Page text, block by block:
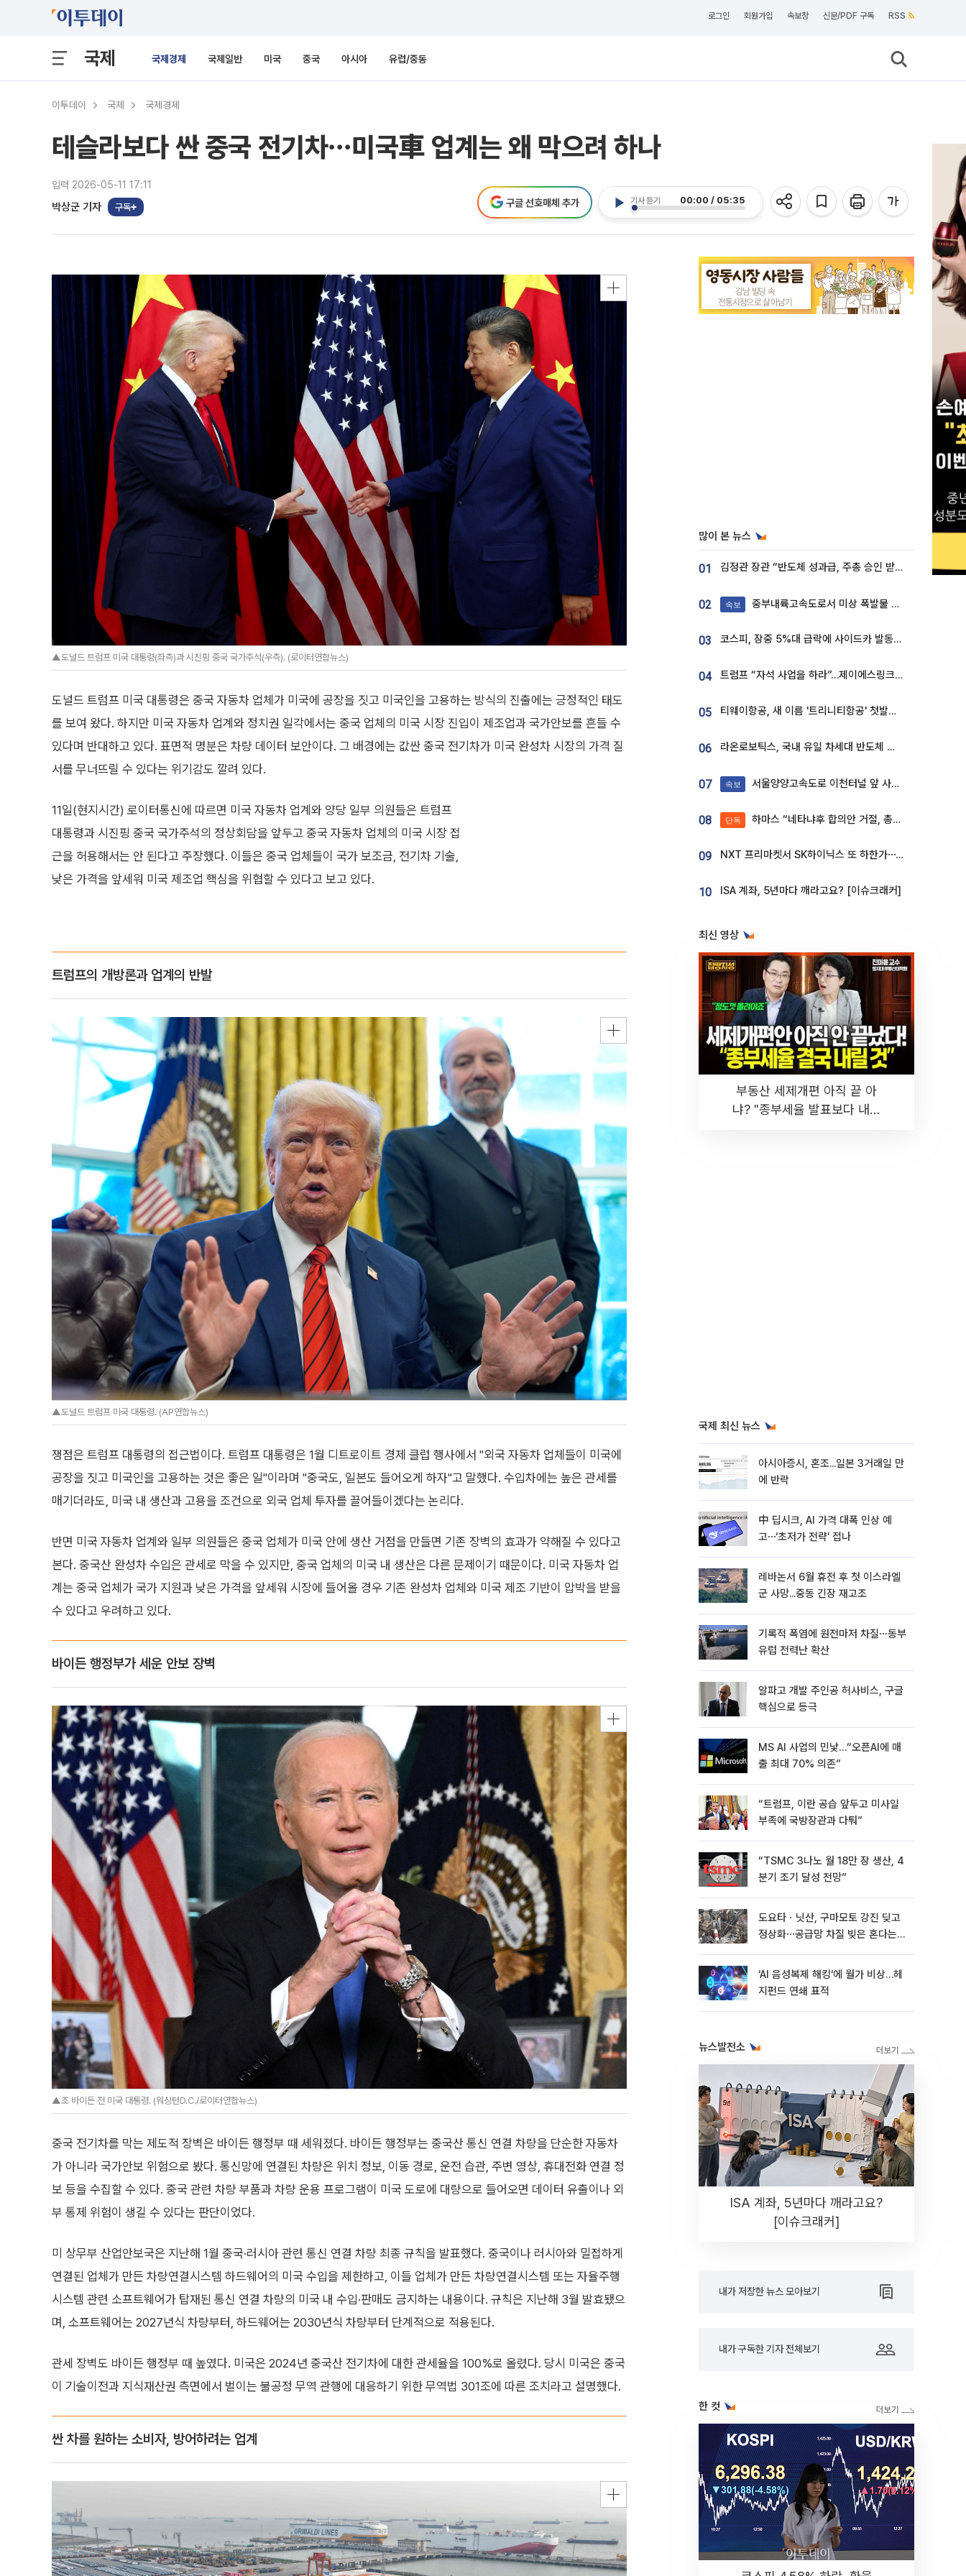
로그인 회원가입 속보창 신문/PDF 구독 RSS
국제 국제경제 국제일반 미국 중국 아시아 유럽/중동
이투데이 국제 국제경제
테슬라보다 싼 중국 전기차⋯미국車 업계는 왜 막으려 하나
입력 2026-05-11 17:11
박상군 기자 구독
기사 듣기 00:00 / 05:35
구글 선호매체 추가
▲도널드 트럼프 미국 대통령(좌측)과 시진핑 중국 국가주석(우측). (로이터연합뉴스)
도널드 트럼프 미국 대통령은 중국 자동차 업체가 미국에 공장을 짓고 미국인을 고용하는 방식의 진출에는 긍정적인 태도
를 보여 왔다. 하지만 미국 자동차 업계와 정치권 일각에서는 중국 업체의 미국 시장 진입이 제조업과 국가안보를 흔들 수
있다며 반대하고 있다. 표면적 명분은 차량 데이터 보안이다. 그 배경에는 값싼 중국 전기차가 미국 완성차 시장의 가격 질
서를 무너뜨릴 수 있다는 위기감도 깔려 있다.
11일(현지시간) 로이터통신에 따르면 미국 자동차 업계와 양당 일부 의원들은 트럼프
대통령과 시진핑 중국 국가주석의 정상회담을 앞두고 중국 자동차 업체의 미국 시장 접
근을 허용해서는 안 된다고 주장했다. 이들은 중국 업체들이 국가 보조금, 전기차 기술,
낮은 가격을 앞세워 미국 제조업 핵심을 위협할 수 있다고 보고 있다.
트럼프의 개방론과 업계의 반발
▲도널드 트럼프 미국 대통령. (AP연합뉴스)
쟁점은 트럼프 대통령의 접근법이다. 트럼프 대통령은 1월 디트로이트 경제 클럽 행사에서 "외국 자동차 업체들이 미국에
공장을 짓고 미국인을 고용하는 것은 좋은 일"이라며 "중국도, 일본도 들어오게 하자"고 말했다. 수입차에는 높은 관세를
매기더라도, 미국 내 생산과 고용을 조건으로 외국 업체 투자를 끌어들이겠다는 논리다.
반면 미국 자동차 업계와 일부 의원들은 중국 업체가 미국 안에 생산 거점을 만들면 기존 장벽의 효과가 약해질 수 있다고
본다. 중국산 완성차 수입은 관세로 막을 수 있지만, 중국 업체의 미국 내 생산은 다른 문제이기 때문이다. 미국 자동차 업
계는 중국 업체가 국가 지원과 낮은 가격을 앞세워 시장에 들어올 경우 기존 완성차 업체와 미국 제조 기반이 압박을 받을
수 있다고 우려하고 있다.
바이든 행정부가 세운 안보 장벽
▲조 바이든 전 미국 대통령. (워싱턴D.C./로이터연합뉴스)
중국 전기차를 막는 제도적 장벽은 바이든 행정부 때 세워졌다. 바이든 행정부는 중국산 통신 연결 차량을 단순한 자동차
가 아니라 국가안보 위험으로 봤다. 통신망에 연결된 차량은 위치 정보, 이동 경로, 운전 습관, 주변 영상, 휴대전화 연결 정
보 등을 수집할 수 있다. 중국 관련 차량 부품과 차량 운용 프로그램이 미국 도로에 대량으로 들어오면 데이터 유출이나 외
부 통제 위험이 생길 수 있다는 판단이었다.
미 상무부 산업안보국은 지난해 1월 중국·러시아 관련 통신 연결 차량 최종 규칙을 발표했다. 중국이나 러시아와 밀접하게
연결된 업체가 만든 차량연결시스템 하드웨어의 미국 수입을 제한하고, 이들 업체가 만든 차량연결시스템 또는 자율주행
시스템 관련 소프트웨어가 탑재된 통신 연결 차량의 미국 내 수입·판매도 금지하는 내용이다. 규칙은 지난해 3월 발효됐으
며, 소프트웨어는 2027년식 차량부터, 하드웨어는 2030년식 차량부터 단계적으로 적용된다.
관세 장벽도 바이든 행정부 때 높였다. 미국은 2024년 중국산 전기차에 대한 관세율을 100%로 올렸다. 당시 미국은 중국
이 기술이전과 지식재산권 측면에서 벌이는 불공정 무역 관행에 대응하기 위한 무역법 301조에 따른 조치라고 설명했다.
싼 차를 원하는 소비자, 방어하려는 업계
많이 본 뉴스
01 김정관 장관 “반도체 성과급, 주총 승인 받도록”…상법·자본시장법 개정 시사
02 속보 중부내륙고속도로서 미상 폭발물 발견
03 코스피, 장중 5%대 급락에 사이드카 발동…삼성·SK 동반 폭락
04 트럼프 “자석 사업을 하라”…제이에스링크, 비중국 영구자석 공급망 구축 속도
05 티웨이항공, 새 이름 '트리니티항공' 첫발…SSC 전략 본격화
06 라온로보틱스, 국내 유일 차세대 반도체 공정 로봇 개발 ‘고객사 테스트 진행’
07 속보 서울양양고속도로 이천터널 앞 사고 발생
08 단독 하마스 “네타냐후 합의안 거절, 총선 앞두고 시간 끌기”
09 NXT 프리마켓서 SK하이닉스 또 하한가⋯‘11주 거래’에 시초가 왜곡
10 ISA 계좌, 5년마다 깨라고요? [이슈크래커]
최신 영상
부동산 세제개편 아직 끝 아
냐? "종부세율 발표보다 내릴
국제 최신 뉴스
아시아증시, 혼조...일본 3거래일 만
에 반락
中 딥시크, AI 가격 대폭 인상 예
고⋯‘초저가 전략’ 접나
레바논서 6월 휴전 후 첫 이스라엘
군 사망...중동 긴장 재고조
기록적 폭염에 원전마저 차질⋯동부
유럽 전력난 확산
알파고 개발 주인공 허사비스, 구글
핵심으로 등극
MS AI 사업의 민낯…“오픈AI에 매
출 최대 70% 의존”
“트럼프, 이란 공습 앞두고 미사일
부족에 국방장관과 다퉈”
“TSMC 3나노 월 18만 장 생산, 4
분기 조기 달성 전망”
도요타ㆍ닛산, 구마모토 강진 딪고
정상화⋯공급망 차질 빚은 혼다는
‘AI 음성복제 해킹‘에 월가 비상…헤
지펀드 연쇄 표적
뉴스발전소
ISA 계좌, 5년마다 깨라고요?
[이슈크래커]
내가 저장한 뉴스 모아보기
내가 구독한 기자 전체보기
한 컷